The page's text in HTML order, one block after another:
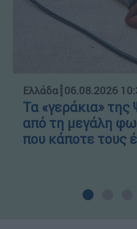
Ελλάδα┋06.08.2026
Τα «γεράκια»
από τη μεγάλη
που κάποτε τους